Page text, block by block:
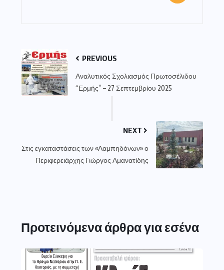
PREVIOUS
Αναλυτικός Σχολιασμός Πρωτοσέλιδου
“Ερμής” – 27 Σεπτεμβρίου 2025
NEXT
Στις εγκαταστάσεις των «Λαμπηδόνων» ο
Περιφερειάρχης Γιώργος Αμανατίδης
Προτεινόμενα άρθρα για εσένα